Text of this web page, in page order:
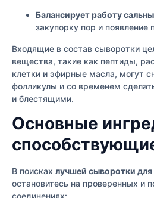
Балансирует работу
закупорку пор и появление
Входящие в состав сыворотки
вещества, такие как пептиды,
клетки и эфирные масла, могут
фолликулы и со временем
и блестящими.
Основные
В поисках лучшей сыворотки для
остановитесь на проверенных и